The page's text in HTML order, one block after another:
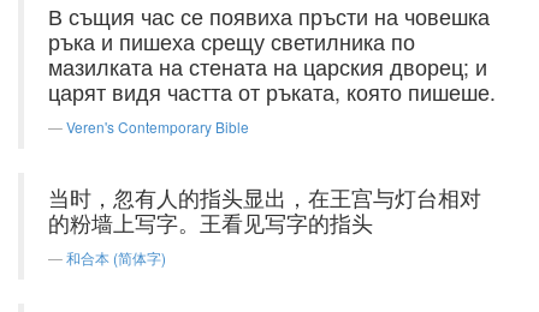
В същия час се появиха пръсти на човешка
ръка и пишеха срещу светилника по
мазилката на стената на царския дворец; и
царят видя частта от ръката, която пишеше.
Veren's Contemporary Bible
当时，忽有人的指头显出，在王宫与灯台相对
的粉墙上写字。王看见写字的指头
和合本 (简体字)